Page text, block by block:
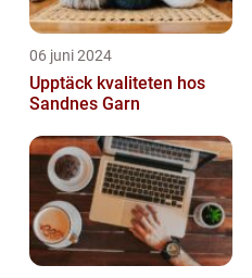
06 juni 2024
Upptäck kvaliteten hos
Sandnes Garn